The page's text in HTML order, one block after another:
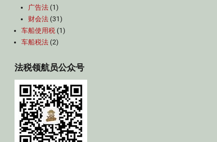
广告法 (1)
财会法 (31)
车船使用税 (1)
车船税法 (2)
法税领航员公众号